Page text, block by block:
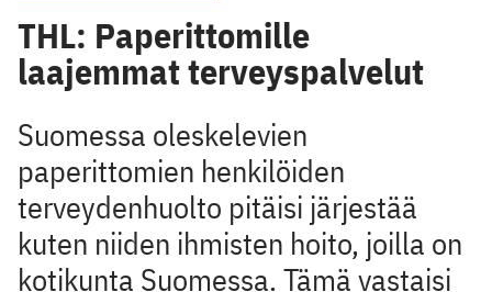
THL: Paperittomille
laajemmat terveyspalvelut
Suomessa oleskelevien
paperittomien henkilöiden
terveydenhuolto pitäisi järjestää
kuten niiden ihmisten hoito, joilla on
kotikunta Suomessa. Tämä vastaisi